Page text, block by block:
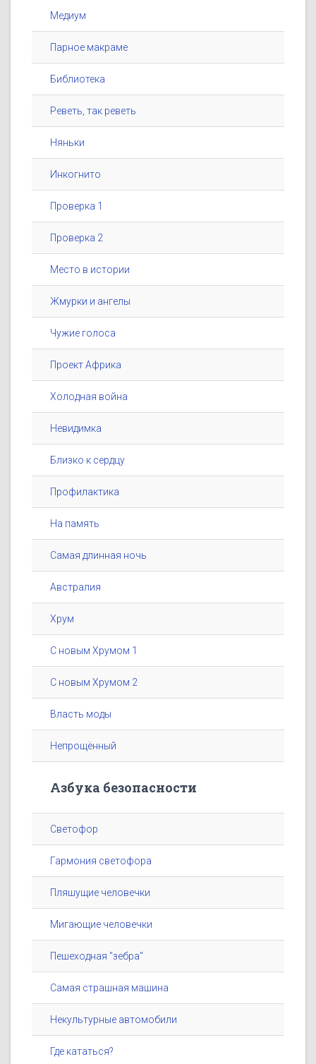
Медиум
Парное макраме
Библиотека
Реветь, так реветь
Няньки
Инкогнито
Проверка 1
Проверка 2
Место в истории
Жмурки и ангелы
Чужие голоса
Проект Африка
Холодная война
Невидимка
Близко к сердцу
Профилактика
На память
Самая длинная ночь
Австралия
Хрум
С новым Хрумом 1
С новым Хрумом 2
Власть моды
Непрощённый
Азбука безопасности
Светофор
Гармония светофора
Пляшущие человечки
Мигающие человечки
Пешеходная "зебра"
Самая страшная машина
Некультурные автомобили
Где кататься?